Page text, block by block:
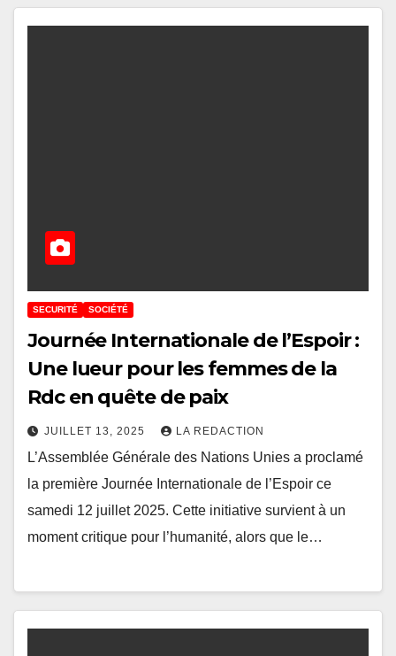
SECURITÉ SOCIÉTÉ
Journée Internationale de l’Espoir :
Une lueur pour les femmes de la
Rdc en quête de paix
JUILLET 13, 2025 LA REDACTION
L’Assemblée Générale des Nations Unies a proclamé
la première Journée Internationale de l’Espoir ce
samedi 12 juillet 2025. Cette initiative survient à un
moment critique pour l’humanité, alors que le…